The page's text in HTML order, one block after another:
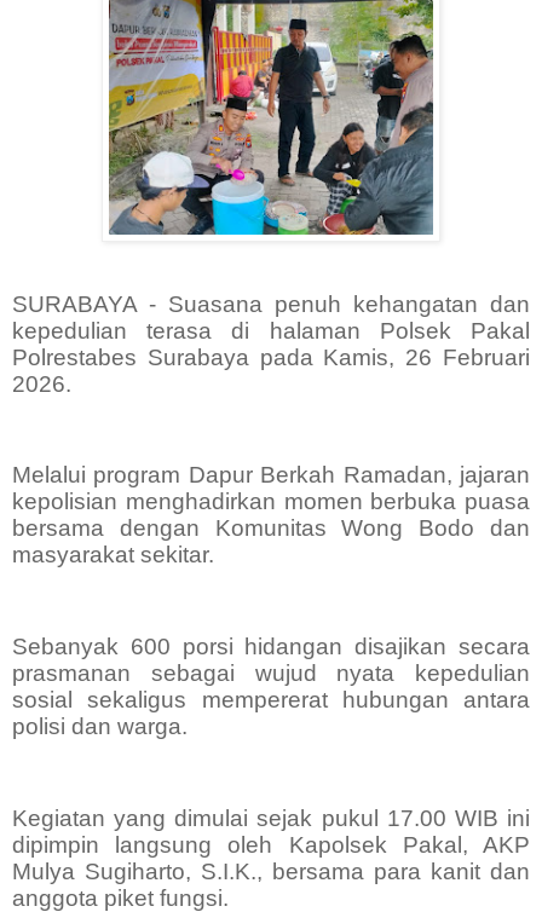
SURABAYA - Suasana penuh kehangatan dan
kepedulian terasa di halaman Polsek Pakal
Polrestabes Surabaya pada Kamis, 26 Februari
2026.
Melalui program Dapur Berkah Ramadan, jajaran
kepolisian menghadirkan momen berbuka puasa
bersama dengan Komunitas Wong Bodo dan
masyarakat sekitar.
Sebanyak 600 porsi hidangan disajikan secara
prasmanan sebagai wujud nyata kepedulian
sosial sekaligus mempererat hubungan antara
polisi dan warga.
Kegiatan yang dimulai sejak pukul 17.00 WIB ini
dipimpin langsung oleh Kapolsek Pakal, AKP
Mulya Sugiharto, S.I.K., bersama para kanit dan
anggota piket fungsi.